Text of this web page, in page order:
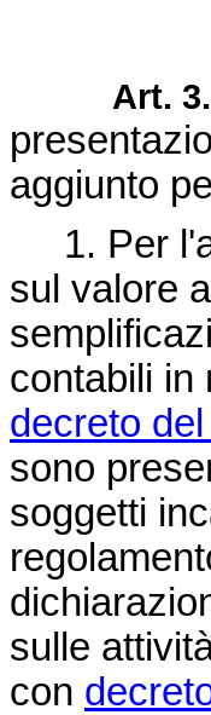
Art. 3.
aggiunto
1. Per
sul valore
contabili in
decreto
sono
soggetti
sulle
con